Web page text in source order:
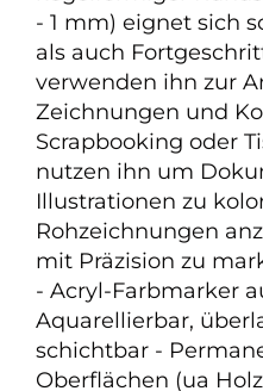
- 1 mm) eignet sich
als auch
verwenden ihn zur
Zeichnungen und
Scrapbooking oder
nutzen ihn um
Illustrationen zu
Rohzeichnungen
mit Präzision zu
- Acryl-Farbmarker
Aquarellierbar,
schichtbar -
Oberflächen (ua